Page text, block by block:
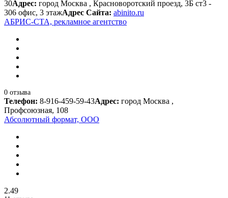
30Адрес: город Москва , Красноворотский проезд, 3Б ст3 -
306 офис, 3 этажАдрес Сайта: abinito.ru
АБРИС-СТА, рекламное агентство
0 отзыва
Телефон: 8-916-459-59-43Адрес: город Москва ,
Профсоюзная, 108
Абсолютный формат, ООО
2.49